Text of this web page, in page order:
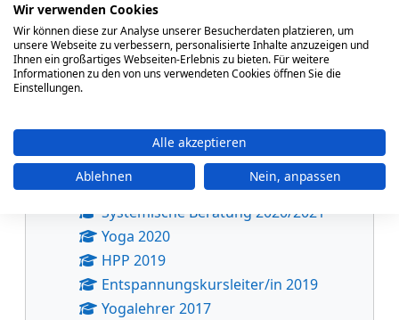
Kurse
VHS-Lehrgangszentrum
Yogalehrer/in 2026
Yogalehrer*in 2022 - 2024
Pilatestrainer*in 2021
EKL 2021
Systemische Beratung 2020/2021
Yoga 2020
HPP 2019
Entspannungskursleiter/in 2019
Yogalehrer 2017
Wir verwenden Cookies
Wir können diese zur Analyse unserer Besucherdaten platzieren, um
unsere Webseite zu verbessern, personalisierte Inhalte anzuzeigen und
Ihnen ein großartiges Webseiten-Erlebnis zu bieten. Für weitere
Informationen zu den von uns verwendeten Cookies öffnen Sie die
Einstellungen.
Alle akzeptieren
Ablehnen
Nein, anpassen